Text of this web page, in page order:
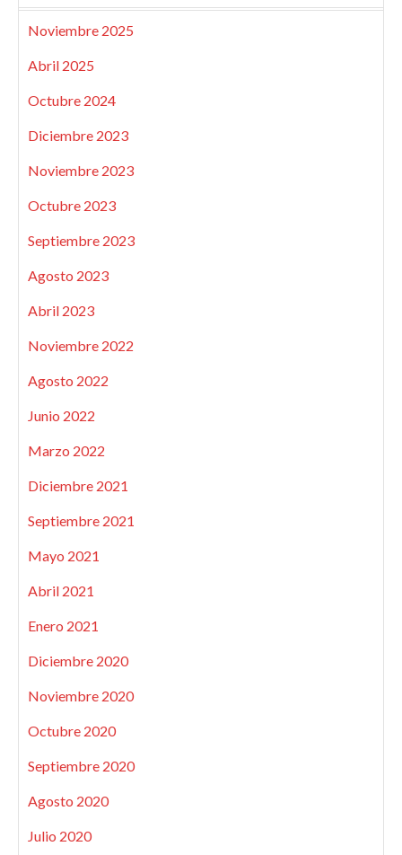
Noviembre 2025
Abril 2025
Octubre 2024
Diciembre 2023
Noviembre 2023
Octubre 2023
Septiembre 2023
Agosto 2023
Abril 2023
Noviembre 2022
Agosto 2022
Junio 2022
Marzo 2022
Diciembre 2021
Septiembre 2021
Mayo 2021
Abril 2021
Enero 2021
Diciembre 2020
Noviembre 2020
Octubre 2020
Septiembre 2020
Agosto 2020
Julio 2020